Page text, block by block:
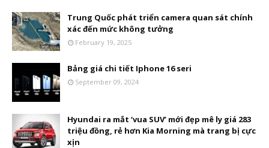
Trung Quốc phát triển camera quan sát chính
xác đến mức không tưởng
February 19, 2025
Bảng giá chi tiết Iphone 16 seri
September 09, 2024
Hyundai ra mắt ‘vua SUV’ mới đẹp mê ly giá 283
triệu đồng, rẻ hơn Kia Morning mà trang bị cực
xịn